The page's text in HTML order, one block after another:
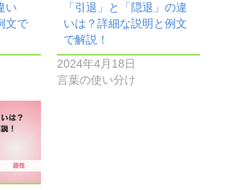
い
文で
「引退」と「隠退」の違
いは？詳細な説明と例文
で解説！
2024年4月18日
言葉の使い分け